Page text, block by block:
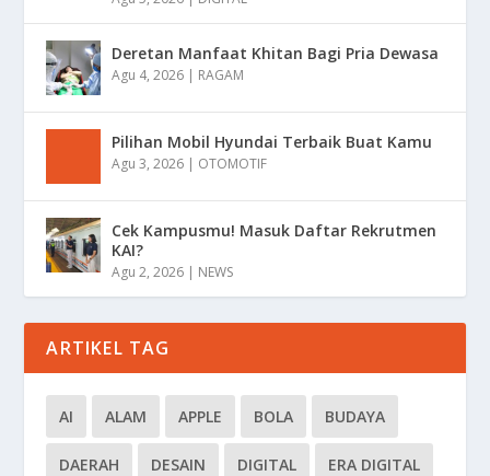
Deretan Manfaat Khitan Bagi Pria Dewasa
Agu 4, 2026 | RAGAM
Pilihan Mobil Hyundai Terbaik Buat Kamu
Agu 3, 2026 | OTOMOTIF
Cek Kampusmu! Masuk Daftar Rekrutmen
KAI?
Agu 2, 2026 | NEWS
ARTIKEL TAG
AI ALAM APPLE BOLA BUDAYA
DAERAH DESAIN DIGITAL ERA DIGITAL